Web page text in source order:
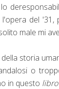
del '31,
male mi
storia
o
in questo